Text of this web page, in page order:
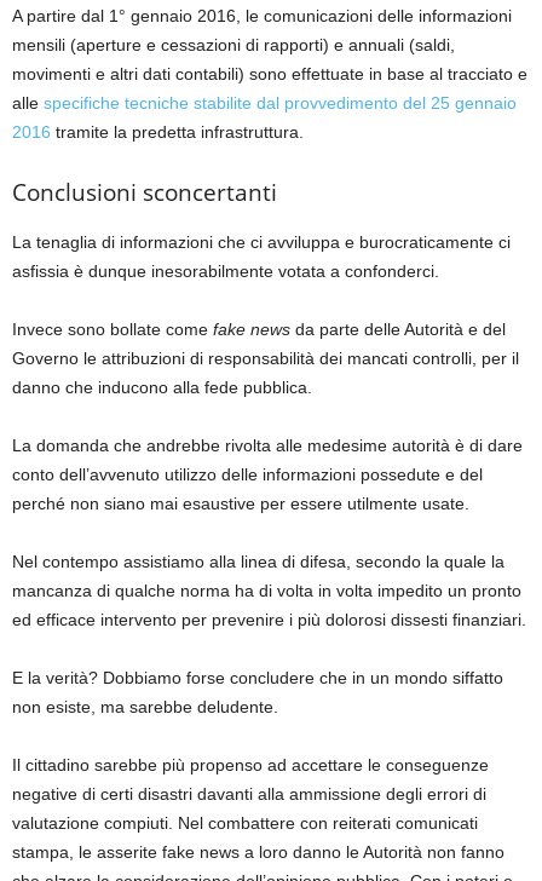
A partire dal 1° gennaio 2016, le comunicazioni delle informazioni
mensili (aperture e cessazioni di rapporti) e annuali (saldi,
movimenti e altri dati contabili) sono effettuate in base al tracciato e
alle specifiche tecniche stabilite dal provvedimento del 25 gennaio
2016 tramite la predetta infrastruttura.
Conclusioni sconcertanti
La tenaglia di informazioni che ci avviluppa e burocraticamente ci
asfissia è dunque inesorabilmente votata a confonderci.
Invece sono bollate come fake news da parte delle Autorità e del
Governo le attribuzioni di responsabilità dei mancati controlli, per il
danno che inducono alla fede pubblica.
La domanda che andrebbe rivolta alle medesime autorità è di dare
conto dell’avvenuto utilizzo delle informazioni possedute e del
perché non siano mai esaustive per essere utilmente usate.
Nel contempo assistiamo alla linea di difesa, secondo la quale la
mancanza di qualche norma ha di volta in volta impedito un pronto
ed efficace intervento per prevenire i più dolorosi dissesti finanziari.
E la verità? Dobbiamo forse concludere che in un mondo siffatto
non esiste, ma sarebbe deludente.
Il cittadino sarebbe più propenso ad accettare le conseguenze
negative di certi disastri davanti alla ammissione degli errori di
valutazione compiuti. Nel combattere con reiterati comunicati
stampa, le asserite fake news a loro danno le Autorità non fanno